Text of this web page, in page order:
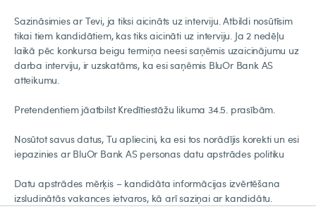
Sazināsimies ar Tevi, ja tiksi aicināts uz interviju. Atbildi nosūtīsim
tikai tiem kandidātiem, kas tiks aicināti uz interviju. Ja 2 nedēļu
laikā pēc konkursa beigu termiņa neesi saņēmis uzaicinājumu uz
darba interviju, ir uzskatāms, ka esi saņēmis BluOr Bank AS
atteikumu.
Pretendentiem jāatbilst Kredītiestāžu likuma 34.5. prasībām.
Nosūtot savus datus, Tu apliecini, ka esi tos norādījis korekti un esi
iepazinies ar BluOr Bank AS personas datu apstrādes politiku
Datu apstrādes mērķis – kandidāta informācijas izvērtēšana
izsludinātās vakances ietvaros, kā arī saziņai ar kandidātu.